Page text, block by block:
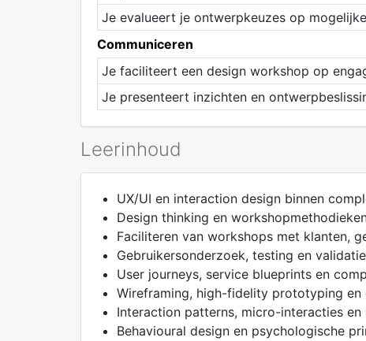
Je evalueert je ontwerpkeuzes op
Communiceren
Je faciliteert een design workshop op
Je presenteert inzichten en
Leerinhoud
UX/UI en interaction design binnen
Design thinking en
Faciliteren van workshops met klanten,
Gebruikersonderzoek, testing en
User journeys, service blueprints en
Wireframing, high-fidelity prototyping en
Interaction patterns, micro-interacties
Behavioural design en psychologische